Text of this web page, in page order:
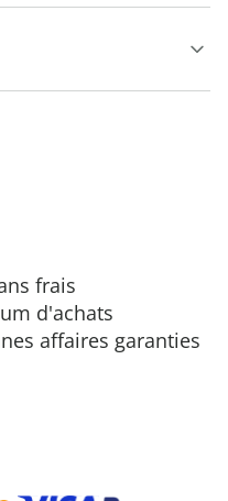
frais
d'achats
affaires garanties